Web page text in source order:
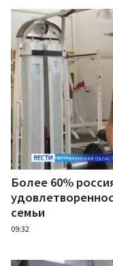
Более 60%
семьи
09:32